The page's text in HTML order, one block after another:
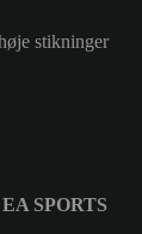
stikninger
SPORTS